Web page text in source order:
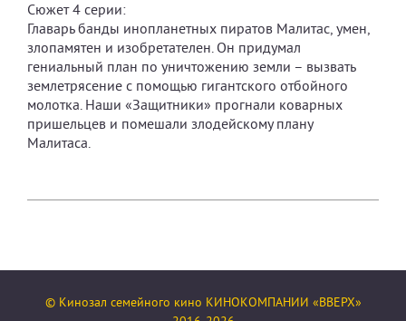
Сюжет 4 серии:
Главарь банды инопланетных пиратов Малитас, умен,
злопамятен и изобретателен. Он придумал
гениальный план по уничтожению земли – вызвать
землетрясение с помощью гигантского отбойного
молотка. Наши «Защитники» прогнали коварных
пришельцев и помешали злодейскому плану
Малитаса.
© Кинозал семейного кино КИНОКОМПАНИИ «ВВЕРХ»